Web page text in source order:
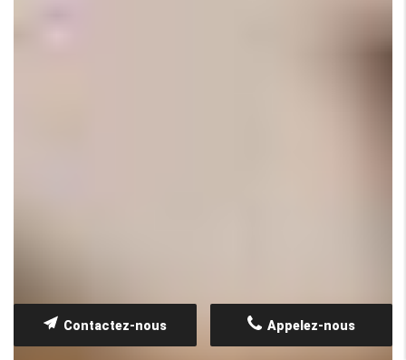
Appelez-nous
Contactez-nous